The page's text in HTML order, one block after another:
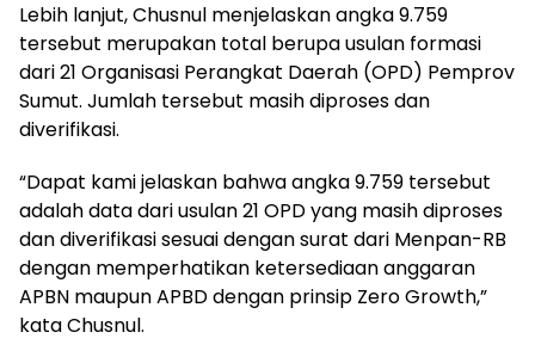
Lebih lanjut, Chusnul menjelaskan angka 9.759
tersebut merupakan total berupa usulan formasi
dari 21 Organisasi Perangkat Daerah (OPD) Pemprov
Sumut. Jumlah tersebut masih diproses dan
diverifikasi.
“Dapat kami jelaskan bahwa angka 9.759 tersebut
adalah data dari usulan 21 OPD yang masih diproses
dan diverifikasi sesuai dengan surat dari Menpan-RB
dengan memperhatikan ketersediaan anggaran
APBN maupun APBD dengan prinsip Zero Growth,”
kata Chusnul.